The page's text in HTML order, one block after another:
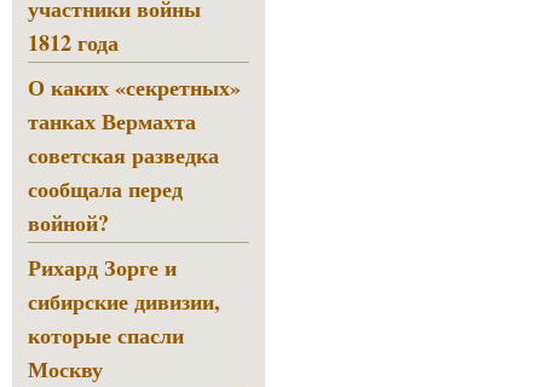
участники войны
1812 года
О каких «секретных»
танках Вермахта
советская разведка
сообщала перед
войной?
Рихард Зорге и
сибирские дивизии,
которые спасли
Москву